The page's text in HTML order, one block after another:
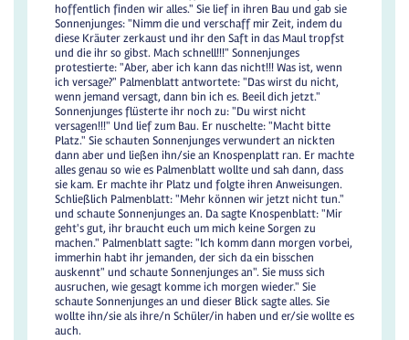
hoffentlich finden wir alles." Sie lief in ihren Bau und gab sie
Sonnenjunges: "Nimm die und verschaff mir Zeit, indem du
diese Kräuter zerkaust und ihr den Saft in das Maul tropfst
und die ihr so gibst. Mach schnell!!!" Sonnenjunges
protestierte: "Aber, aber ich kann das nicht!!! Was ist, wenn
ich versage?" Palmenblatt antwortete: "Das wirst du nicht,
wenn jemand versagt, dann bin ich es. Beeil dich jetzt."
Sonnenjunges flüsterte ihr noch zu: "Du wirst nicht
versagen!!!" Und lief zum Bau. Er nuschelte: "Macht bitte
Platz." Sie schauten Sonnenjunges verwundert an nickten
dann aber und ließen ihn/sie an Knospenplatt ran. Er machte
alles genau so wie es Palmenblatt wollte und sah dann, dass
sie kam. Er machte ihr Platz und folgte ihren Anweisungen.
Schließlich Palmenblatt: "Mehr können wir jetzt nicht tun."
und schaute Sonnenjunges an. Da sagte Knospenblatt: "Mir
geht's gut, ihr braucht euch um mich keine Sorgen zu
machen." Palmenblatt sagte: "Ich komm dann morgen vorbei,
immerhin habt ihr jemanden, der sich da ein bisschen
auskennt" und schaute Sonnenjunges an". Sie muss sich
ausruchen, wie gesagt komme ich morgen wieder." Sie
schaute Sonnenjunges an und dieser Blick sagte alles. Sie
wollte ihn/sie als ihre/n Schüler/in haben und er/sie wollte es
auch.